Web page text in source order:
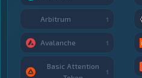
Arbitrum 1
Avalanche 1
Basic Attention
1